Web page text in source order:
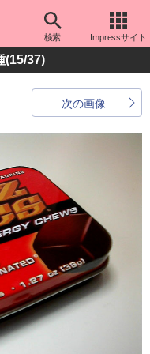
検索 Impressサイト
(15/37)
次の画像